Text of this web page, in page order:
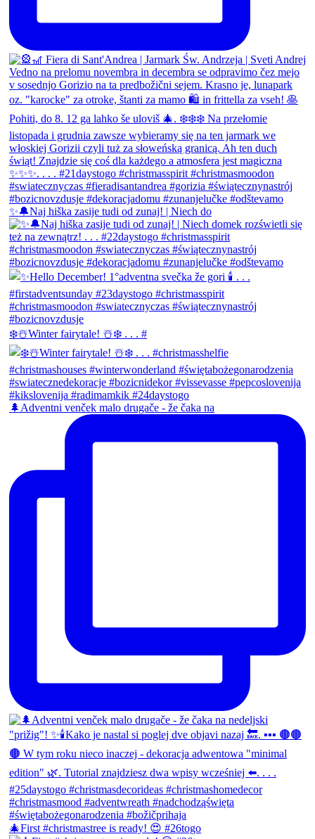
✨🔔Naj hiška zasije tudi od zunaj! | Niech do
❄️☃️Winter fairytale! ☃️❄️ . . . #
🌲Adventni venček malo drugače - že čaka na
🎄First #christmastree is ready! 😍 #26togo